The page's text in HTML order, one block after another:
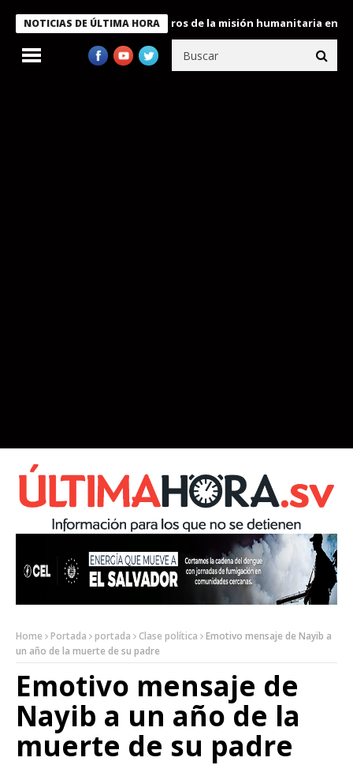
NOTICIAS DE ÚLTIMA HORA
condecora a miembros de la misión humanitaria enviada a
Home Portada portada Clase política
Emotivo mensaje de Nayib a
un año de la muerte de su padre
Emotivo mensaje de
Nayib a un año de la
muerte de su padre